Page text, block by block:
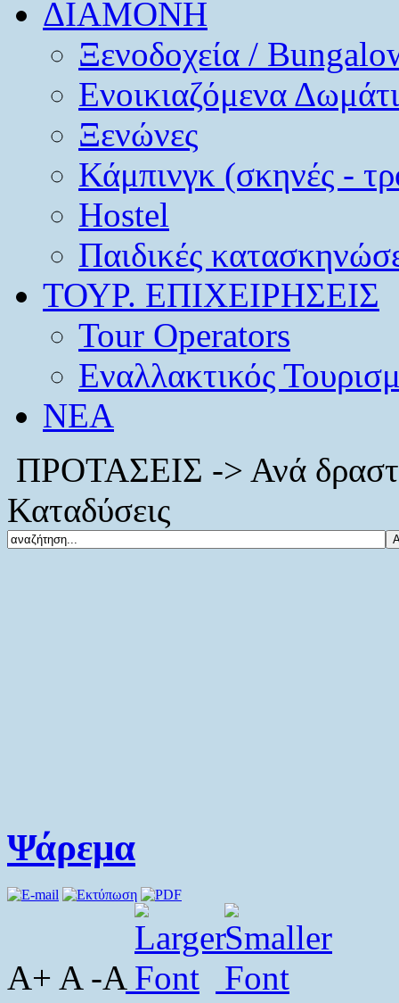
ΔΙΑΜΟΝΗ
Ξενοδοχεία /
Ενοικιαζόμενα
Ξενώνες
Κάμπινγκ (σκηνές -
Hostel
Παιδικές
ΤΟΥΡ. ΕΠΙΧΕΙΡΗΣΕΙΣ
Tour Operators
Εναλλακτικός
ΝΕΑ
ΠΡΟΤΑΣΕΙΣ -> Ανά
Καταδύσεις
Ψάρεμα
A+ A -A